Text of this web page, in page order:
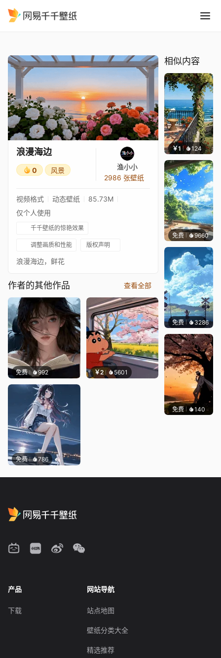
浪漫海边
0 风景
渔小小
2986 张壁纸
视频格式 动态壁纸
85.73M
仅个人使用
千千壁纸的惊艳效果
调整画质和性能 版权声明
浪漫海边，鲜花
作者的其他作品 查看全部
免费 992 ￥2 5601
免费 786
相似内容
￥1 124 叮叮
免费 9660叮叮
免费 3286星梦
免费 140渔小小
产品
下载
网站导航
站点地图
壁纸分类大全
精选推荐